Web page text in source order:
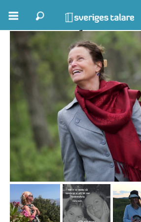
Boka ett möte
Inspiration
Inspirerande Föreläsare
Personlig utveckling, målsättning
Life Stories & Trivsel
Keynote
Moderator, konferencier
Moderator
Carina Hjelm